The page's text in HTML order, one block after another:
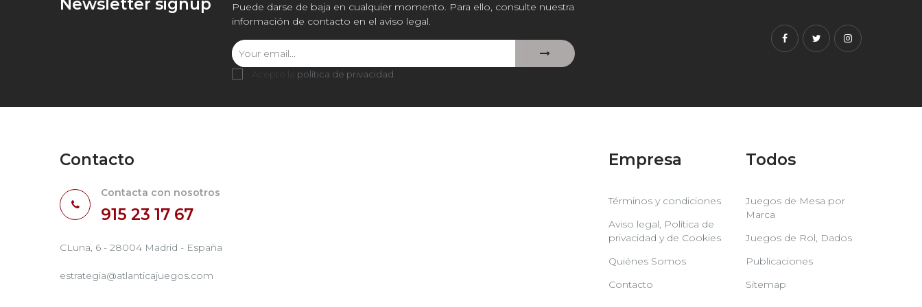
Newsletter signup
Puede darse de baja en cualquier momento. Para ello, consulte nuestra
información de contacto en el aviso legal.
Acepto la política de privacidad
Facebook
TwitterInstagram
Contacto
Contacta con nosotros
915 23 17 67
CLuna, 6 - 28004 Madrid - España
estrategia@atlanticajuegos.com
Empresa
Términos y condiciones
Aviso legal, Política de
privacidad y de Cookies
Quiénes Somos
Contacto
Todos
Juegos de Mesa por
Marca
Juegos de Rol, Dados
Publicaciones
Sitemap